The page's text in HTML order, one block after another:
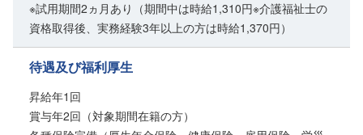
※試用期間2ヵ月あり（期間中は時給1,310円※介護福祉士の
資格取得後、実務経験3年以上の方は時給1,370円）
待遇及び福利厚生
昇給年1回
賞与年2回（対象期間在籍の方）